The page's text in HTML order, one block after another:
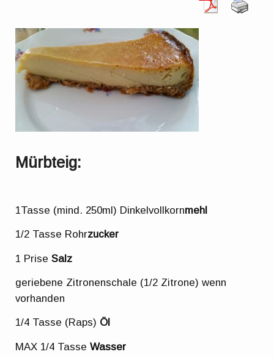
Mürbteig:
1Tasse (mind. 250ml) Dinkelvollkornmehl
1/2 Tasse Rohrzucker
1 PriseSalz
geriebene Zitronenschale (1/2 Zitrone) wenn
vorhanden
1/4 Tasse (Raps) Öl
MAX 1/4 TasseWasser